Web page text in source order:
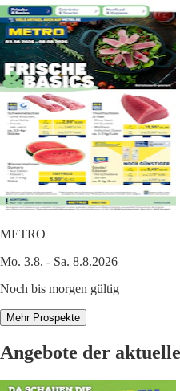
METRO
Mo. 3.8. - Sa. 8.8.2026
Noch bis morgen gültig
Mehr Prospekte
Angebote der